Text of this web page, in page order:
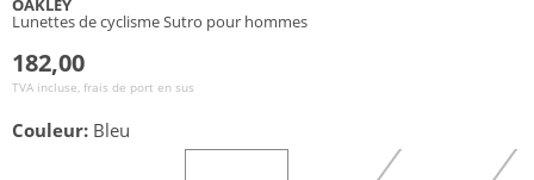
OAKLEY
Lunettes de cyclisme Sutro pour hommes
182,00
TVA incluse, frais de port en sus
Couleur: Bleu